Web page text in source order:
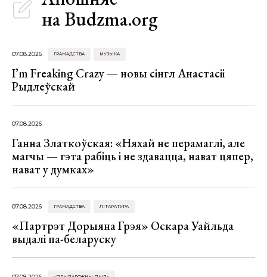
на Budzma.org
07.08.2026 ГРАМАДСТВА МУЗЫКА
I’m Freaking Crazy — новы сінгл Анастасіі
Рыдлеўскай
07.08.2026
Ганна Златкоўская: «Няхай не перамаглі, але
магчы — гэта рабіць і не здавацца, нават цяпер,
нават у думках»
07.08.2026 ГРАМАДСТВА ЛІТАРАТУРА
«Партрэт Дорыяна Грэя» Оскара Уайльда
выдалі па-беларуску